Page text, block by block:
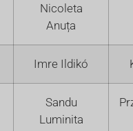
Nicoleta
Anuța
Imre Ildikó
Sandu
Luminita